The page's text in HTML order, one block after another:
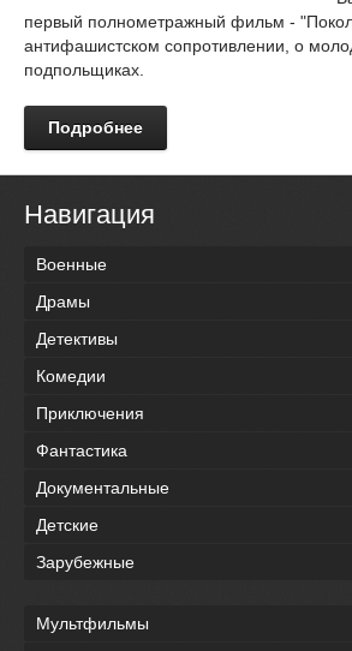
первый полнометражный фильм -
антифашистском сопротивлении, о
подпольщиках.
Подробнее
Навигация
Военные
Драмы
Детективы
Комедии
Приключения
Фантастика
Документальные
Детские
Зарубежные
Мультфильмы